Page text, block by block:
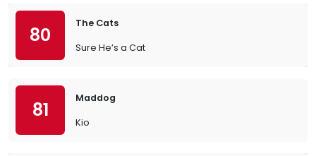
80
The Cats
Sure He’s a Cat
81
Maddog
Kio